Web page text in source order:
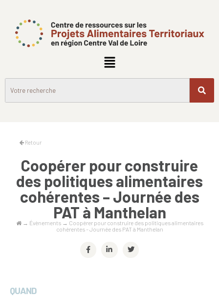
Retour
Coopérer pour construire
des politiques alimentaires
cohérentes – Journée des
PAT à Manthelan
→ Évènements→ Coopérer pour construire des politiques alimentaires
cohérentes – Journée des PAT à Manthelan
QUAND